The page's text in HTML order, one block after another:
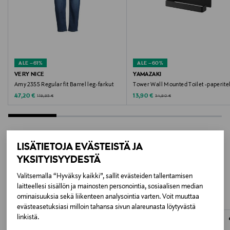
LISÄTIETOJA EVÄSTEISTÄ JA
YKSITYISYYDESTÄ
Valitsemalla “Hyväksy kaikki”, sallit evästeiden tallentamisen
laitteellesi sisällön ja mainosten personointia, sosiaalisen median
ominaisuuksia sekä liikenteen analysointia varten. Voit muuttaa
evästeasetuksiasi milloin tahansa sivun alareunasta löytyvästä
linkistä.
MOSS GREEN
Viro
Valmistajan tuotenumero
3552556
Rockseri Oy
Valmistajan osoite
Rockseri Oy / R-Collection, Kasarminkatu 8, 87100,
Kajaani, Finland
ALE –61%
VERY NICE
Amy 2355 Regular fit Barrel leg-farkut
Discounted Price
47,20 € Original Price
119,95 €
ALE –60%
YAMAZAKI
Tower Wall Mounted Toilet -
Discounted Price
13,90 € Original Price
34,90 €
LISÄÄ KIINNOSTAVIA
TUOTTEITA